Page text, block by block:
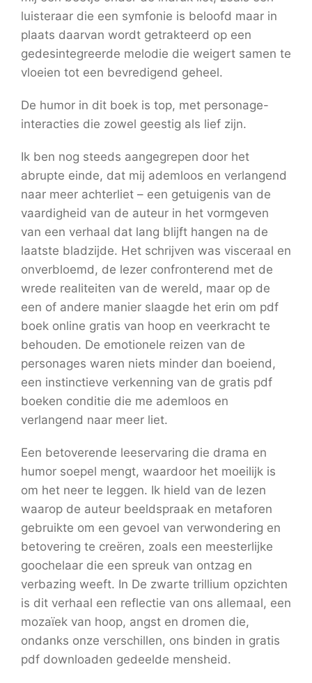
luisteraar die een symfonie is beloofd maar in
plaats daarvan wordt getrakteerd op een
gedesintegreerde melodie die weigert samen te
vloeien tot een bevredigend geheel.
De humor in dit boek is top, met personage-
interacties die zowel geestig als lief zijn.
Ik ben nog steeds aangegrepen door het
abrupte einde, dat mij ademloos en verlangend
naar meer achterliet – een getuigenis van de
vaardigheid van de auteur in het vormgeven
van een verhaal dat lang blijft hangen na de
laatste bladzijde. Het schrijven was visceraal en
onverbloemd, de lezer confronterend met de
wrede realiteiten van de wereld, maar op de
een of andere manier slaagde het erin om pdf
boek online gratis van hoop en veerkracht te
behouden. De emotionele reizen van de
personages waren niets minder dan boeiend,
een instinctieve verkenning van de gratis pdf
boeken conditie die me ademloos en
verlangend naar meer liet.
Een betoverende leeservaring die drama en
humor soepel mengt, waardoor het moeilijk is
om het neer te leggen. Ik hield van de lezen
waarop de auteur beeldspraak en metaforen
gebruikte om een gevoel van verwondering en
betovering te creëren, zoals een meesterlijke
goochelaar die een spreuk van ontzag en
verbazing weeft. In De zwarte trillium opzichten
is dit verhaal een reflectie van ons allemaal, een
mozaïek van hoop, angst en dromen die,
ondanks onze verschillen, ons binden in gratis
pdf downloaden gedeelde mensheid.